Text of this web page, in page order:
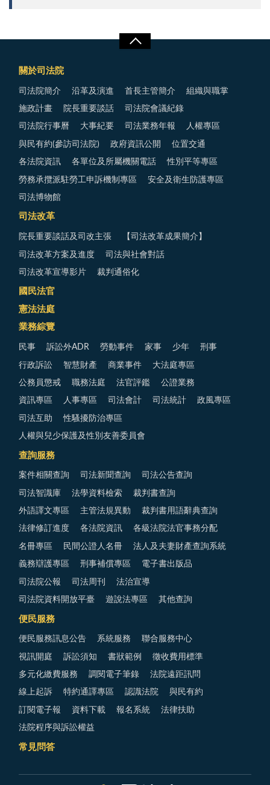
關於司法院
司法院簡介 沿革及演進 首長主管簡介 組織與職掌
施政計畫 院長重要談話 司法院會議紀錄
司法院行事曆 大事紀要 司法業務年報 人權專區
與民有約(參訪司法院) 政府資訊公開 位置交通
各法院資訊 各單位及所屬機關電話 性別平等專區
勞務承攬派駐勞工申訴機制專區 安全及衛生防護專區
司法博物館
司法改革
院長重要談話及司改主張 【司法改革成果簡介】
司法改革方案及進度 司法與社會對話
司法改革宣導影片 裁判通俗化
國民法官
憲法法庭
業務綜覽
民事 訴訟外ADR 勞動事件 家事 少年 刑事
行政訴訟 智慧財產 商業事件 大法庭專區
公務員懲戒 職務法庭 法官評鑑 公證業務
資訊專區 人事專區 司法會計 司法統計 政風專區
司法互助 性騷擾防治專區
人權與兒少保護及性別友善委員會
查詢服務
案件相關查詢 司法新聞查詢 司法公告查詢
司法智識庫 法學資料檢索 裁判書查詢
外語譯文專區 主管法規異動 裁判書用語辭典查詢
法律修訂進度 各法院資訊 各級法院法官事務分配
名冊專區 民間公證人名冊 法人及夫妻財產查詢系統
義務辯護專區 刑事補償專區 電子書出版品
司法院公報 司法周刊 法治宣導
司法院資料開放平臺 遊說法專區 其他查詢
便民服務
便民服務訊息公告 系統服務 聯合服務中心
視訊開庭 訴訟須知 書狀範例 徵收費用標準
多元化繳費服務 調閱電子筆錄 法院遠距訊問
線上起訴 特約通譯專區 認識法院 與民有約
訂閱電子報 資料下載 報名系統 法律扶助
法院程序與訴訟權益
常見問答